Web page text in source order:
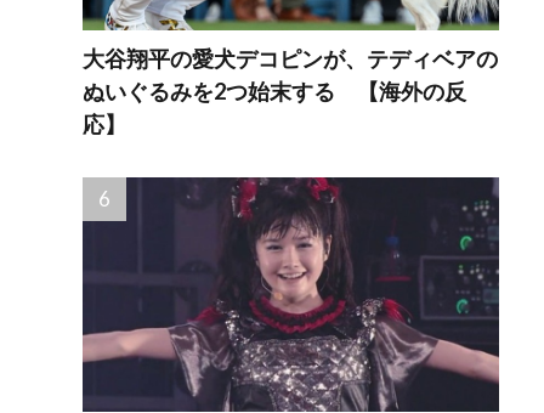
大谷翔平の愛犬デコピンが、テディベアの
ぬいぐるみを2つ始末する 【海外の反
応】